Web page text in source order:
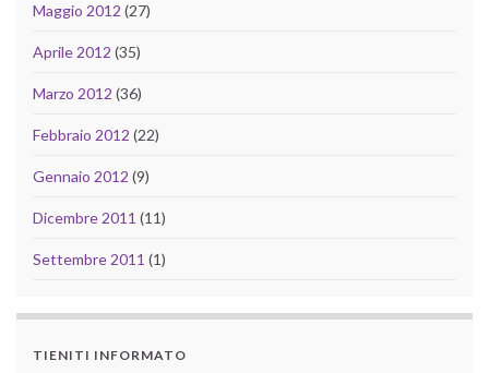
Maggio 2012 (27)
Aprile 2012 (35)
Marzo 2012 (36)
Febbraio 2012 (22)
Gennaio 2012 (9)
Dicembre 2011 (11)
Settembre 2011 (1)
TIENITI INFORMATO